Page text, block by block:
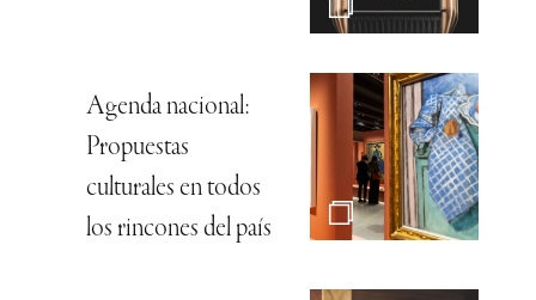
Agenda nacional:
Propuestas
culturales en todos
los rincones del país